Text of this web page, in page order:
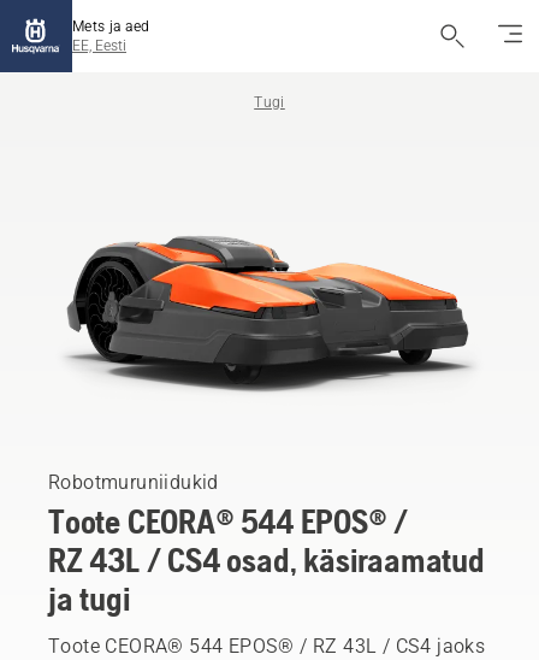
Mets ja aed
EE, Eesti
Tugi
Robotmuruniidukid
Toote CEORA® 544 EPOS® /
RZ 43L / CS4 osad, käsiraamatud
ja tugi
Toote CEORA® 544 EPOS® / RZ 43L / CS4 jaoks